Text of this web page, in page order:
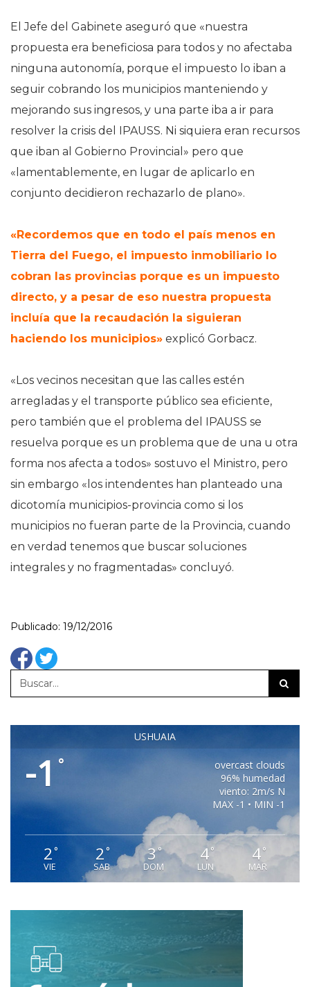
El Jefe del Gabinete aseguró que «nuestra
propuesta era beneficiosa para todos y no afectaba
ninguna autonomía, porque el impuesto lo iban a
seguir cobrando los municipios manteniendo y
mejorando sus ingresos, y una parte iba a ir para
resolver la crisis del IPAUSS. Ni siquiera eran recursos
que iban al Gobierno Provincial» pero que
«lamentablemente, en lugar de aplicarlo en
conjunto decidieron rechazarlo de plano»​.
«Recordemos que en todo el país menos en
Tierra del Fuego, el impuesto inmobiliario lo
cobran las provincias porque es un impuesto
directo, y a pesar de eso nuestra propuesta
incluía que la recaudación la siguieran
haciendo los municipios» explicó Gorbacz.
«Los vecinos necesitan que las calles estén
arregladas y el transporte público sea eficiente,
pero también que el problema del IPAUSS se
resuelva porque es un problema que de una u otra
forma nos afecta a todos» sostuvo el Ministro, pero
sin embargo «los intendentes han planteado una
dicotomía municipios-provincia como si los
municipios no fueran parte de la Provincia, cuando
en verdad tenemos que buscar soluciones
integrales y no fragmentadas» concluyó.
Publicado: 19/12/2016
USHUAIA
-1 °
overcast clouds
96% humedad
viento: 2m/s N
MAX -1 • MIN -1
2°
VIE
2 °
SAB
3°
DOM
4°
LUN
4°
MAR